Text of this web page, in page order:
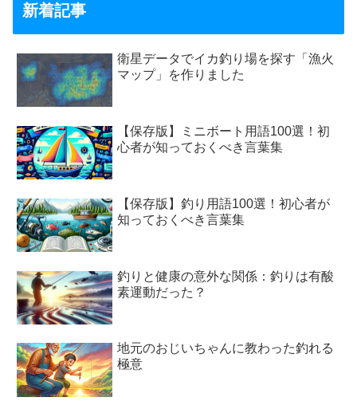
新着記事
衛星データでイカ釣り場を探す「漁火
マップ」を作りました
【保存版】ミニボート用語100選！初
心者が知っておくべき言葉集
【保存版】釣り用語100選！初心者が
知っておくべき言葉集
釣りと健康の意外な関係：釣りは有酸
素運動だった？
地元のおじいちゃんに教わった釣れる
極意